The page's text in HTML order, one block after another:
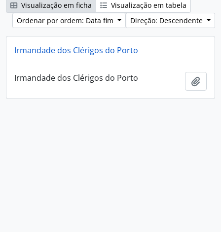
Visualização em ficha
Visualização em tabela
Ordenar por ordem: Data fim
Direção: Descendente
Irmandade dos Clérigos do Porto
Irmandade dos Clérigos do Porto